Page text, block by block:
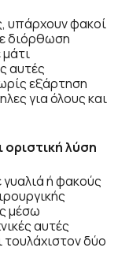
υπάρχουν φακοί
διόρθωση
αυτές
εξάρτηση
για όλους και
οριστική λύση
γυαλιά ή φακούς
μέσω
αυτές
τουλάχιστον δύο